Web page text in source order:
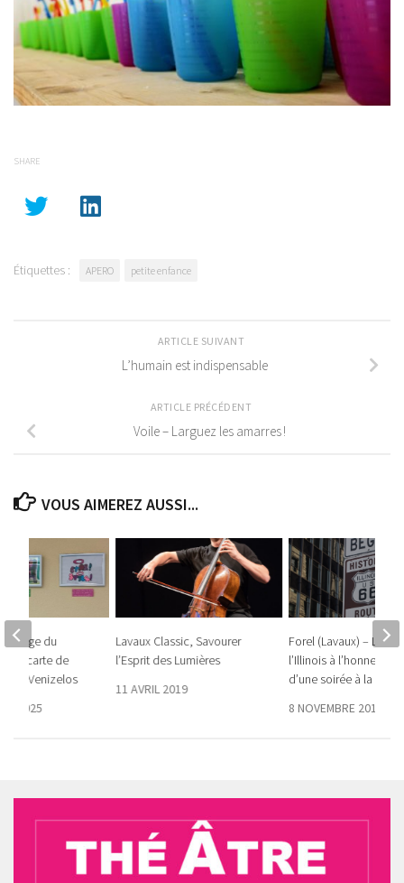
SHARE
Étiquettes : APERO petite enfance
ARTICLE SUIVANT
L’humain est indispensable
ARTICLE PRÉCÉDENT
Voile – Larguez les amarres !
VOUS AIMEREZ AUSSI...
Lavaux Classic, Savourer
l’Esprit des Lumières
11 AVRIL 2019
Forel (Lavaux) – L’Etat
l’Illinois à l’honneur le
d’une soirée à la
8 NOVEMBRE 2018
du
la carte de
Venizelos
2025